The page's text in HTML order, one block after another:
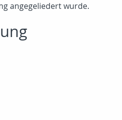
angegeliedert wurde.